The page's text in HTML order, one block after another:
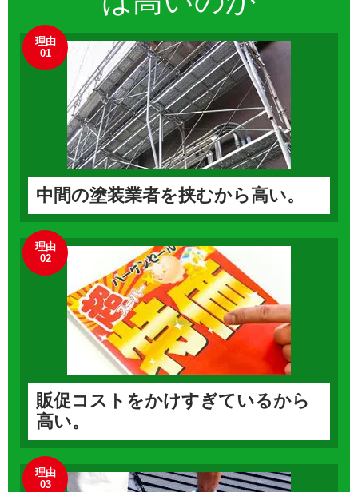
理由
01
中間の塗装業者を挟むから高い。
理由
02
販促コストをかけすぎているから
高い。
理由
03